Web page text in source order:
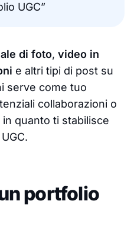
UGC”
di foto, video in
e altri tipi di post su
serve come tuo
collaborazioni o
quanto ti stabilisce
portfolio